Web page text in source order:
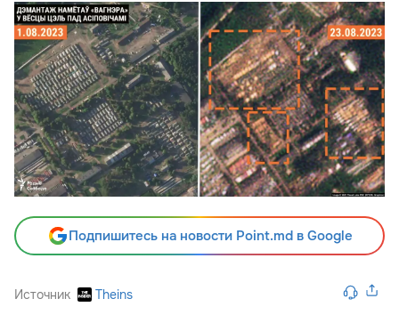
Подпишитесь на новости Point.md в Google
Источник Theins